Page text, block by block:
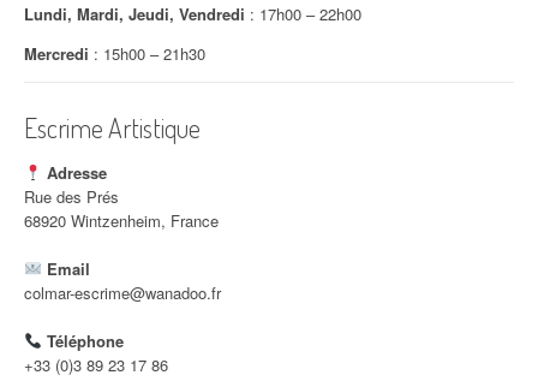
t
i
c
l
e
Lundi, Mardi, Jeudi, Vendredi : 17h00 – 22h00
Mercredi : 15h00 – 21h30
Escrime Artistique
Adresse
Rue des Prés
68920 Wintzenheim, France
Email
colmar-escrime@wanadoo.fr
Téléphone
+33 (0)3 89 23 17 86